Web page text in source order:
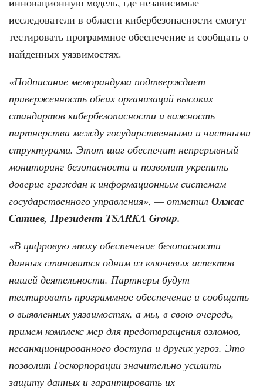
исследователи в области кибербезопасности смогут
тестировать программное обеспечение и сообщать о
найденных уязвимостях.
«Подписание меморандума подтверждает
приверженность обеих организаций высоких
стандартов кибербезопасности и важность
партнерства между государственными и частными
структурами. Этот шаг обеспечит непрерывный
мониторинг безопасности и позволит укрепить
доверие граждан к информационным системам
государственного управления», — отметил Олжас
Сатиев, Президент TSARKA Group.
«В цифровую эпоху обеспечение безопасности
данных становится одним из ключевых аспектов
нашей деятельности. Партнеры будут
тестировать программное обеспечение и сообщать
о выявленных уязвимостях, а мы, в свою очередь,
примем комплекс мер для предотвращения взломов,
несанкционированного доступа и других угроз. Это
позволит Госкорпорации значительно усилить
защиту данных и гарантировать их